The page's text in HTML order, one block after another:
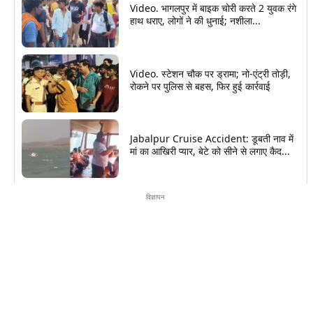
Video. भागलपुर में बाइक चोरी करते 2 युवक रंगे
हाथ धराए, लोगों ने की धुनाई; नशीला...
Video. स्टेशन चौक पर ड्रामा; नो-एंट्री तोड़ी,
रोकने पर पुलिस से बहस, फिर हुई कार्रवाई
Jabalpur Cruise Accident: डूबती नाव में
मां का आखिरी प्यार, बेटे को सीने से लगाए कैद...
विज्ञापन